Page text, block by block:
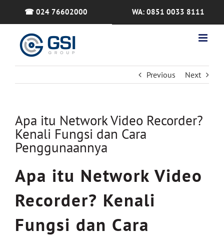
☎ 024 76602000 WA: 0851 0033 8111
Previous Next
Apa itu Network Video Recorder?
Kenali Fungsi dan Cara
Penggunaannya
Apa itu Network Video
Recorder? Kenali
Fungsi dan Cara